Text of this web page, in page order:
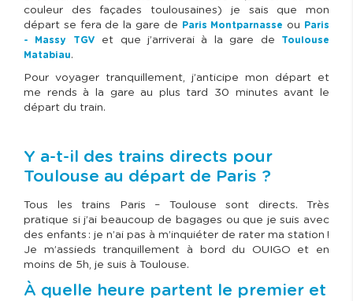
couleur des façades toulousaines) je sais que mon
départ se fera de la gare de Paris Montparnasse ou Paris
- Massy TGV
et que j’arriverai à la gare de
Toulouse
Matabiau.
Pour voyager tranquillement, j’anticipe mon départ et
me rends à la gare au plus tard 30 minutes avant le
départ du train.
Y a-t-il des trains directs pour
Toulouse au départ de Paris ?
Tous les trains Paris – Toulouse sont directs. Très
pratique si j’ai beaucoup de bagages ou que je suis avec
des enfants : je n’ai pas à m’inquiéter de rater ma station !
Je m’assieds tranquillement à bord du OUIGO et en
moins de 5h, je suis à Toulouse.
À quelle heure partent le premier et